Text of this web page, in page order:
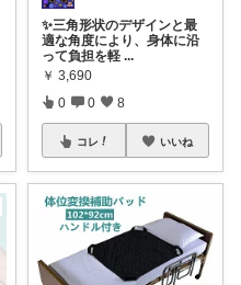
✨️三角形状のデザインと最
適な角度により、身体に沿
って負担を軽 ...
￥ 3,690
0 0 8
コレ いいね